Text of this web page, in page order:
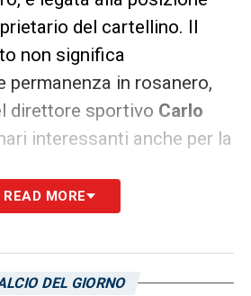
del cartellino. Il
non significa
permanenza in rosanero,
direttore sportivo Carlo
interessanti anche per la
la posizione
Giornale di Sicilia, Carlo
READ MORE
DEL GIORNO